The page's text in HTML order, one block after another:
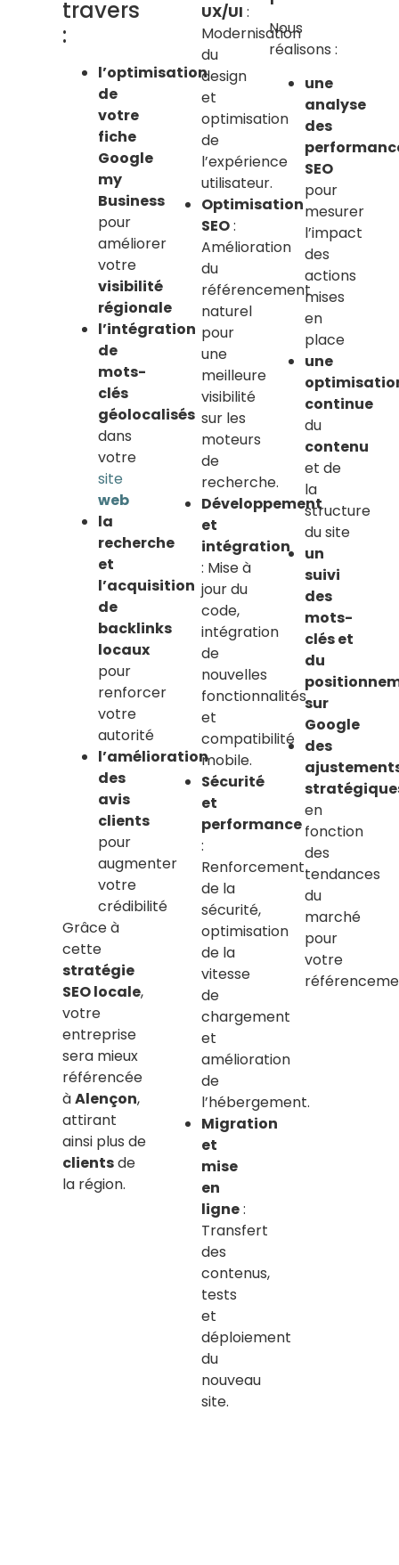
travers
:
l’optimisation
de
votre
fiche
Google
my
Business
pour
améliorer
votre
visibilité
régionale
l’intégration
de
mots-
clés
géolocalisés
dans
votre
site
web
la
recherche
et
l’acquisition
de
backlinks
locaux
pour
renforcer
votre
autorité
l’amélioration
des
avis
clients
pour
augmenter
votre
crédibilité
Grâce à
cette
stratégie
SEO locale,
votre
entreprise
sera mieux
référencée
àAlençon,
attirant
ainsi plus de
clientsde
la région.
UX/UI :
Modernisation
du
design
et
optimisation
de
l’expérience
utilisateur.
Optimisation
SEO:
Amélioration
du
référencement
naturel
pour
une
meilleure
visibilité
sur les
moteurs
de
recherche.
Développement
et
intégration
: Mise à
jour du
code,
intégration
de
nouvelles
fonctionnalités
et
compatibilité
mobile.
Sécurité
et
performance
:
Renforcement
de la
sécurité,
optimisation
de la
vitesse
de
chargement
et
amélioration
de
l’hébergement.
Migration
et
mise
en
ligne:
Transfert
des
contenus,
tests
et
déploiement
du
nouveau
site.
Nous
réalisons :
une
analyse
des
SEO
pour
mesurer
l’impact
des
actions
mises
en
place
une
continue
du
contenu
et de
la
structure
du site
un
suivi
des
mots-
clés et
du
sur
Google
des
en
fonction
des
tendances
du
marché
pour
votre